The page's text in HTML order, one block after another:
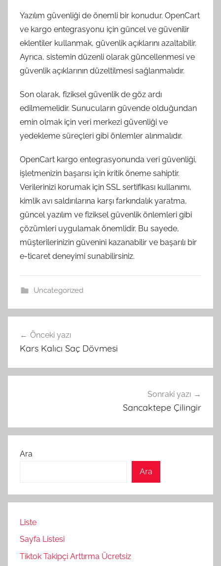
Yazılım güvenliği de önemli bir konudur. OpenCart
ve kargo entegrasyonu için güncel ve güvenilir
eklentiler kullanmak, güvenlik açıklarını azaltabilir.
Ayrıca, sistemin düzenli olarak güncellenmesi ve
güvenlik açıklarının düzeltilmesi sağlanmalıdır.
Son olarak, fiziksel güvenlik de göz ardı
edilmemelidir. Sunucuların güvende olduğundan
emin olmak için veri merkezi güvenliği ve
yedekleme süreçleri gibi önlemler alınmalıdır.
OpenCart kargo entegrasyonunda veri güvenliği,
işletmenizin başarısı için kritik öneme sahiptir.
Verilerinizi korumak için SSL sertifikası kullanımı,
kimlik avı saldırılarına karşı farkındalık yaratma,
güncel yazılım ve fiziksel güvenlik önlemleri gibi
çözümleri uygulamak önemlidir. Bu sayede,
müşterilerinizin güvenini kazanabilir ve başarılı bir
e-ticaret deneyimi sunabilirsiniz.
Uncategorized
gezinmesi
Önceki yazı
Kars Kalıcı Saç Dövmesi
Sonraki yazı
Sancaktepe Çilingir
Ara
Ara
Liste
Sayfa Listesi
Tiktok Takipçi Arttırma Ücretsiz